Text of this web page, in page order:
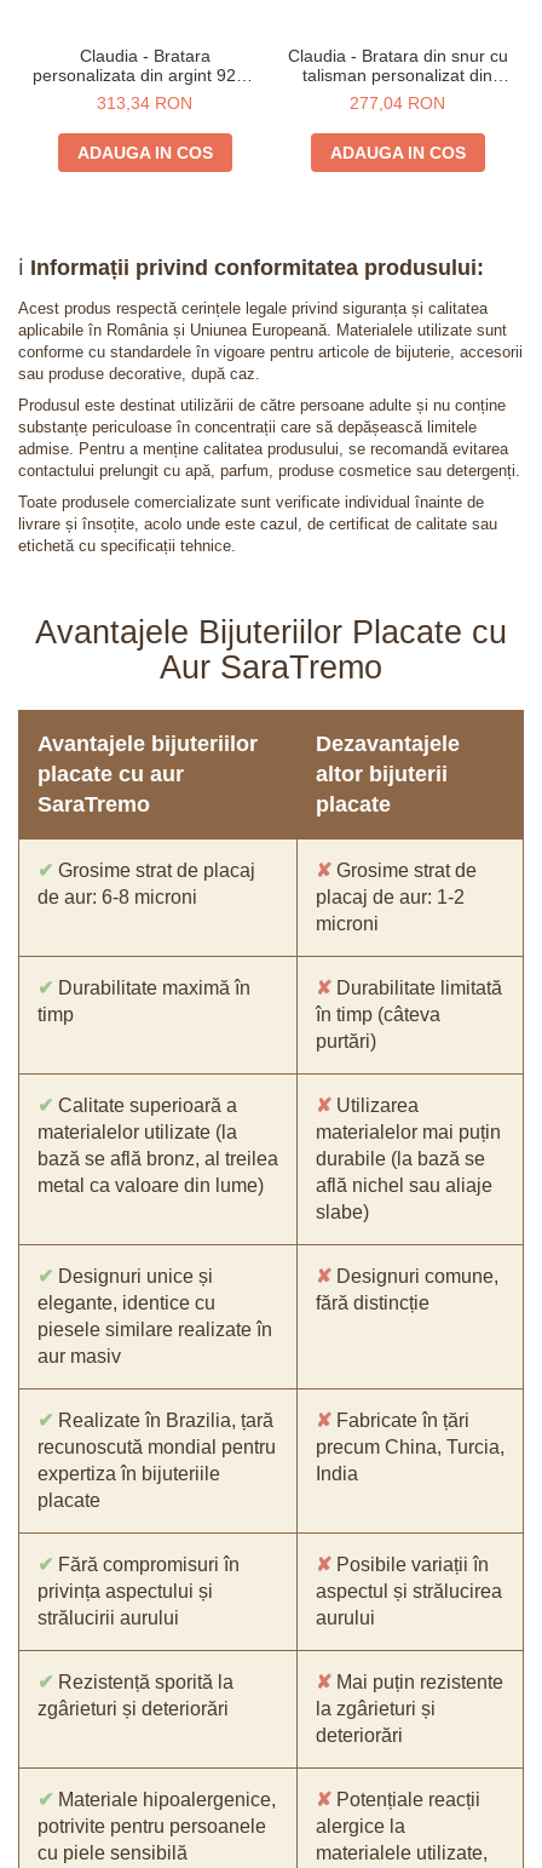
Claudia - Bratara
personalizata din argint 925 -
Inimioara
313,34 RON
ADAUGA IN COS
Claudia - Bratara din snur cu
talisman personalizat din
argint 925 placat cu aur 24K -
Inimioara
277,04 RON
ADAUGA IN COS
ℹ️ Informații privind conformitatea produsului:
Acest produs respectă cerințele legale privind siguranța și calitatea
aplicabile în România și Uniunea Europeană. Materialele utilizate sunt
conforme cu standardele în vigoare pentru articole de bijuterie, accesorii
sau produse decorative, după caz.
Produsul este destinat utilizării de către persoane adulte și nu conține
substanțe periculoase în concentrații care să depășească limitele
admise. Pentru a menține calitatea produsului, se recomandă evitarea
contactului prelungit cu apă, parfum, produse cosmetice sau detergenți.
Toate produsele comercializate sunt verificate individual înainte de
livrare și însoțite, acolo unde este cazul, de certificat de calitate sau
etichetă cu specificații tehnice.
Avantajele Bijuteriilor Placate cu
Aur SaraTremo
Avantajele bijuteriilor
placate cu aur
SaraTremo
Dezavantajele
altor bijuterii
placate
✔ Grosime strat de placaj
de aur: 6-8 microni
✘ Grosime strat de
placaj de aur: 1-2
microni
✔ Durabilitate maximă în
timp
✘ Durabilitate limitată
în timp (câteva
purtări)
✔ Calitate superioară a
materialelor utilizate (la
bază se află bronz, al treilea
metal ca valoare din lume)
✘ Utilizarea
materialelor mai puțin
durabile (la bază se
află nichel sau aliaje
slabe)
✔ Designuri unice și
elegante, identice cu
piesele similare realizate în
aur masiv
✘ Designuri comune,
fără distincție
✔ Realizate în Brazilia, țară
recunoscută mondial pentru
expertiza în bijuteriile
placate
✘ Fabricate în țări
precum China, Turcia,
India
✔ Fără compromisuri în
privința aspectului și
strălucirii aurului
✘ Posibile variații în
aspectul și strălucirea
aurului
✔ Rezistență sporită la
zgârieturi și deteriorări
✘ Mai puțin rezistente
la zgârieturi și
deteriorări
✔ Materiale hipoalergenice,
potrivite pentru persoanele
cu piele sensibilă
✘ Potențiale reacții
alergice la
materialele utilizate,